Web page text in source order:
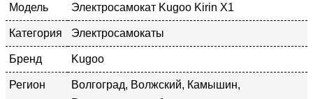
Модель Электросамокат Kugoo Kirin X1
Категория Электросамокаты
Бренд Kugoo
Регион
Волгоград, Волжский, Камышин,